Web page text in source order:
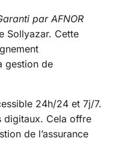
par AFNOR
Sollyazar. Cette
gestion de
24h/24 et 7j/7.
digitaux. Cela offre
de l’assurance